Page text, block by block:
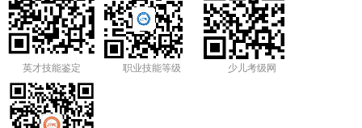
英才技能鉴定 职业技能等级 少儿考级网